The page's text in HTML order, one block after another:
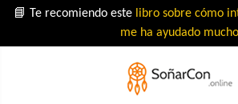
📘 Te recomiendo este libro sobre cómo
me ha ayudado mucho